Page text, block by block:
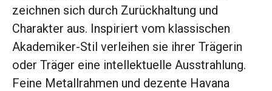
zeichnen sich durch Zurückhaltung und
Charakter aus. Inspiriert vom klassischen
Akademiker-Stil verleihen sie ihrer Trägerin
oder Träger eine intellektuelle Ausstrahlung.
Feine Metallrahmen und dezente Havana